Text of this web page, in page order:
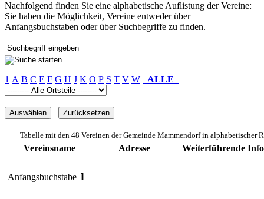
Nachfolgend finden Sie eine alphabetische Auflistung der Vereine:
Sie haben die Möglichkeit, Vereine entweder über
Anfangsbuchstaben oder über Suchbegriffe zu finden.
1 A B C E F G H J K O P S T V W ALLE
Tabelle mit den 48 Vereinen der Gemeinde Mammendorf in alphabetischer
Vereinsname Adresse Weiterführende
Anfangsbuchstabe 1